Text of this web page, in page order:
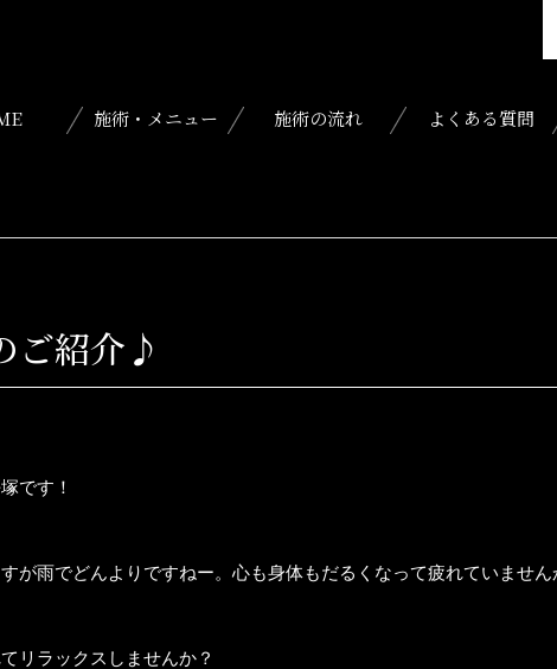
施術・メニュー 施術の流れ よくある質問
ご紹介♪
です！
が雨でどんよりですねー。心も身体もだるくなって疲れていません
リラックスしませんか？